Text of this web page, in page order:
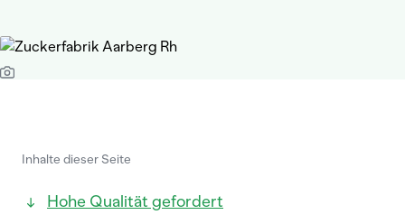
Inhalte dieser Seite
Hohe Qualität gefordert